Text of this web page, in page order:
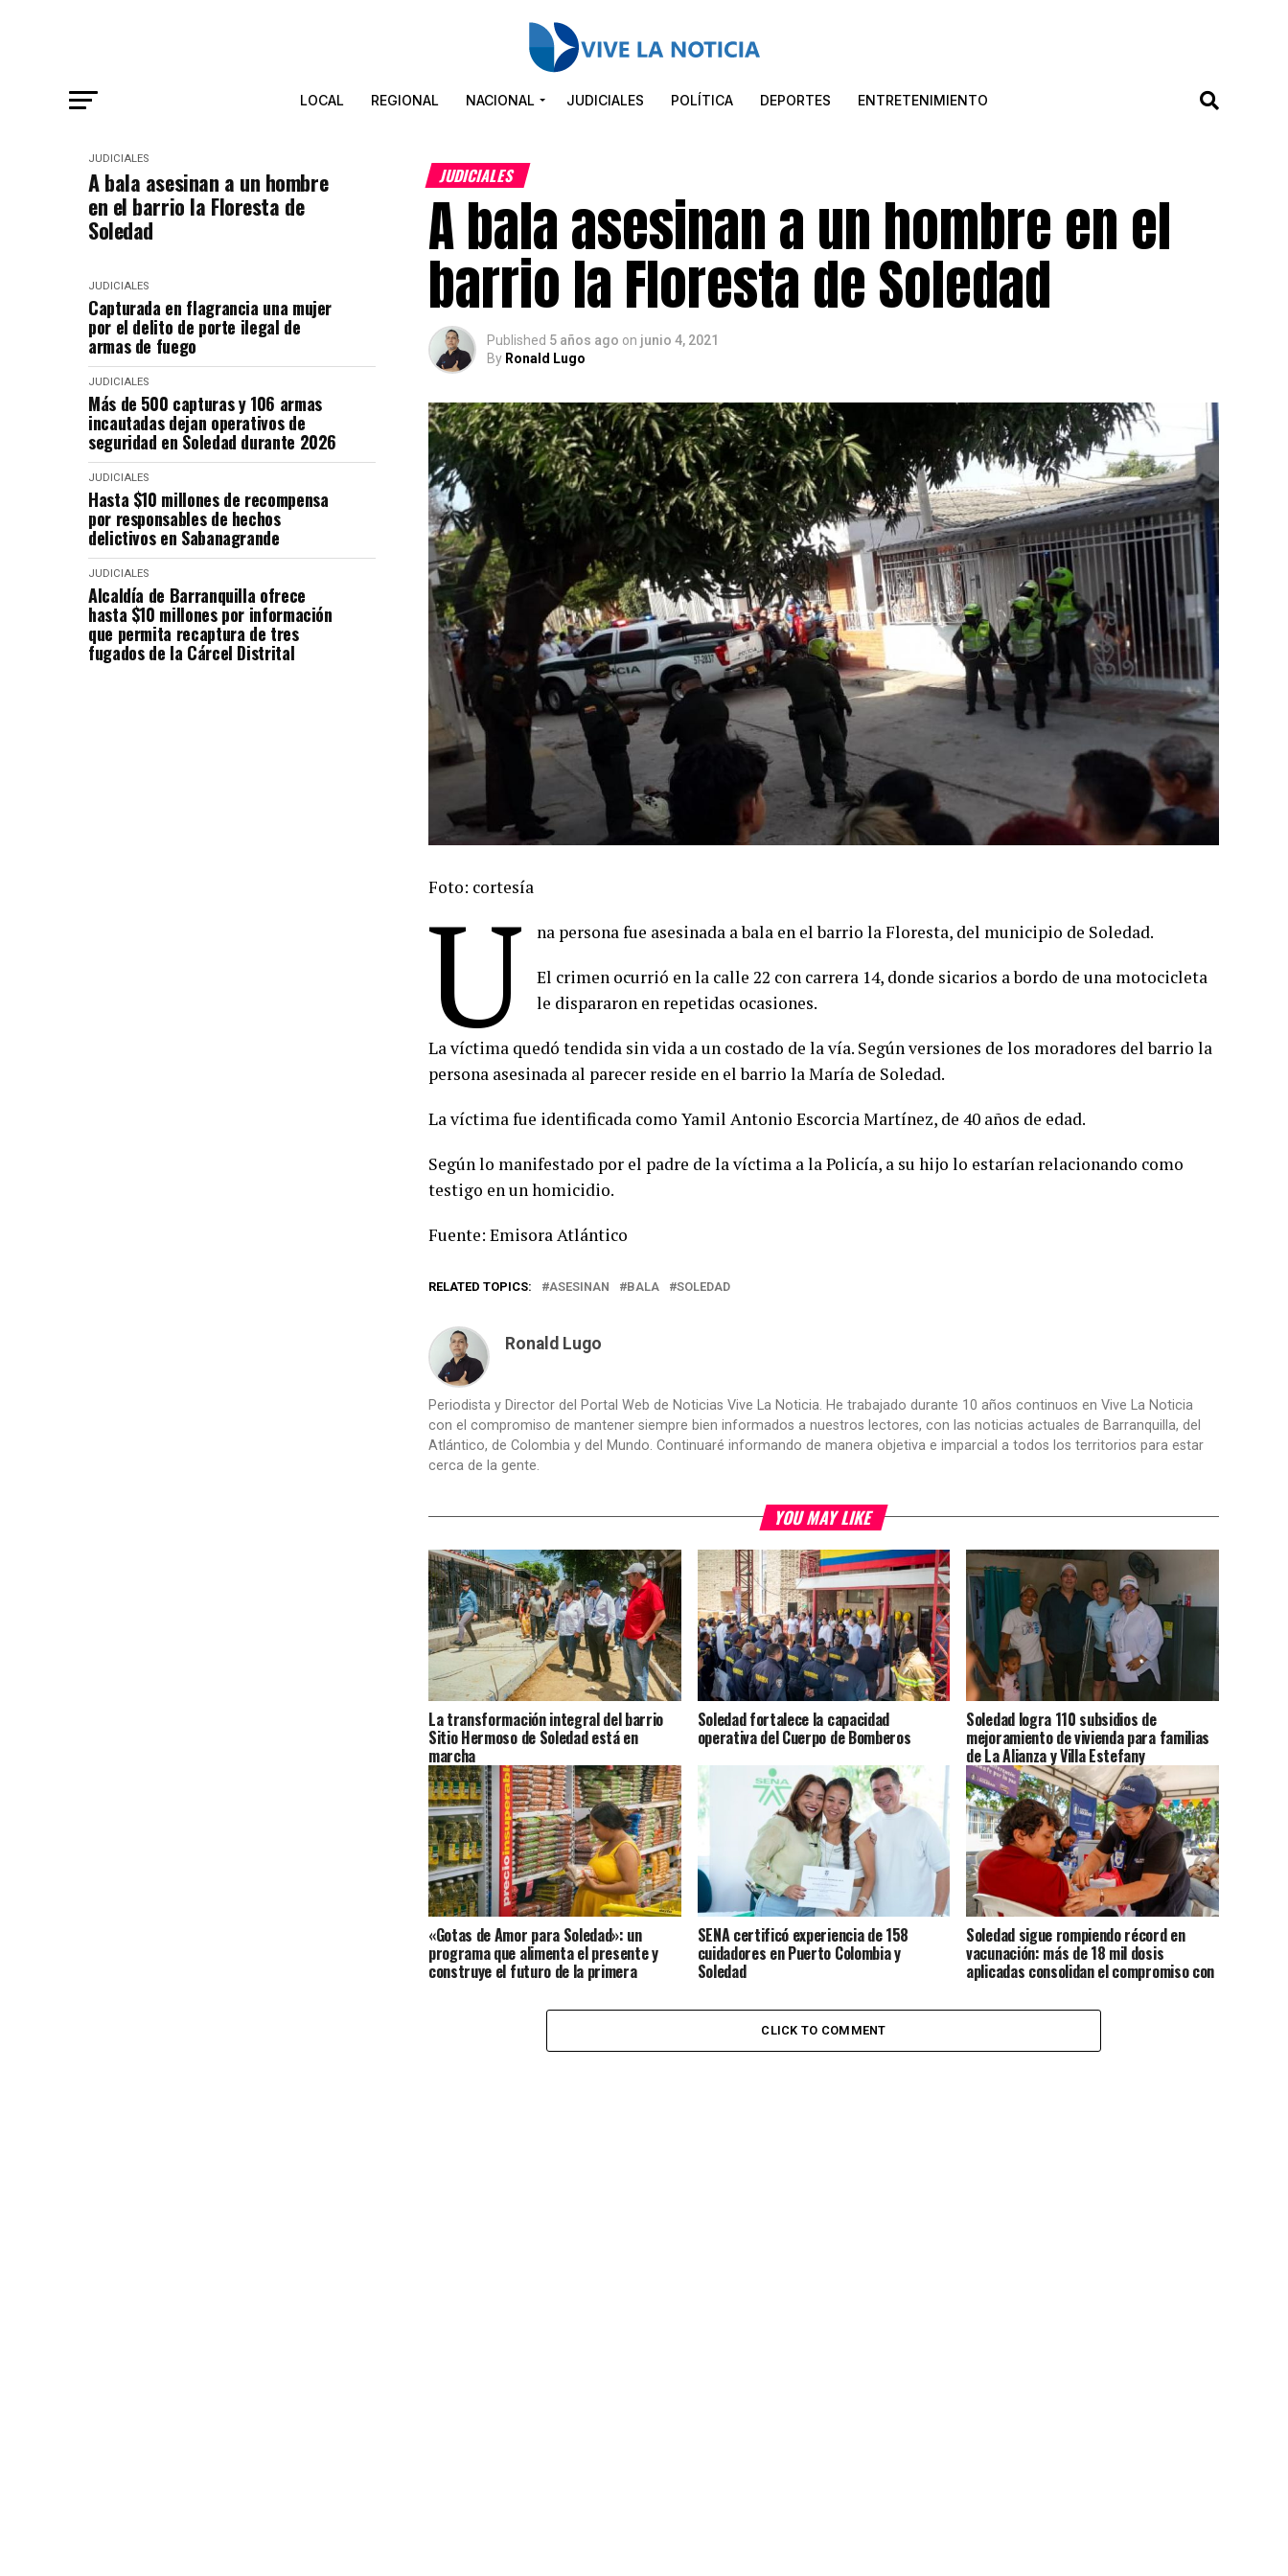
LOCAL REGIONAL NACIONAL JUDICIALES POLÍTICA DEPORTES ENTRETENIMIENTO
JUDICIALES
A bala asesinan a un hombre
en el barrio la Floresta de
Soledad
JUDICIALES
Capturada en flagrancia una mujer
por el delito de porte ilegal de
armas de fuego
JUDICIALES
Más de 500 capturas y 106 armas
incautadas dejan operativos de
seguridad en Soledad durante 2026
JUDICIALES
Hasta $10 millones de recompensa
por responsables de hechos
delictivos en Sabanagrande
JUDICIALES
Alcaldía de Barranquilla ofrece
hasta $10 millones por información
que permita recaptura de tres
fugados de la Cárcel Distrital
JUDICIALES
A bala asesinan a un hombre en el
barrio la Floresta de Soledad
Published 5 años ago on junio 4, 2021
By Ronald Lugo
Foto: cortesía
U na persona fue asesinada a bala en el barrio la Floresta, del municipio de Soledad.
El crimen ocurrió en la calle 22 con carrera 14, donde sicarios a bordo de una motocicleta
le dispararon en repetidas ocasiones.
La víctima quedó tendida sin vida a un costado de la vía. Según versiones de los moradores del barrio la
persona asesinada al parecer reside en el barrio la María de Soledad.
La víctima fue identificada como Yamil Antonio Escorcia Martínez, de 40 años de edad.
Según lo manifestado por el padre de la víctima a la Policía, a su hijo lo estarían relacionando como
testigo en un homicidio.
Fuente: Emisora Atlántico
RELATED TOPICS: ASESINAN BALA SOLEDAD
Ronald Lugo
Periodista y Director del Portal Web de Noticias Vive La Noticia. He trabajado durante 10 años continuos en Vive La Noticia
con el compromiso de mantener siempre bien informados a nuestros lectores, con las noticias actuales de Barranquilla, del
Atlántico, de Colombia y del Mundo. Continuaré informando de manera objetiva e imparcial a todos los territorios para estar
cerca de la gente.
YOU MAY LIKE
La transformación integral del barrio
Sitio Hermoso de Soledad está en
marcha
Soledad fortalece la capacidad
operativa del Cuerpo de Bomberos
Soledad logra 110 subsidios de
mejoramiento de vivienda para familias
de La Alianza y Villa Estefany
«Gotas de Amor para Soledad»: un
programa que alimenta el presente y
construye el futuro de la primera
SENA certificó experiencia de 158
cuidadores en Puerto Colombia y
Soledad
Soledad sigue rompiendo récord en
vacunación: más de 18 mil dosis
aplicadas consolidan el compromiso con
CLICK TO COMMENT